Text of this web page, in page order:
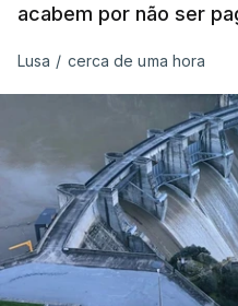
praticamente um mês
ARTIGOS RELACIONADOS
acabem por não ser
Lusa / cerca de uma hora